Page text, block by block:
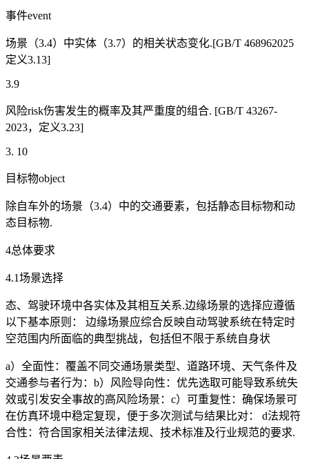
事件event
场景（3.4）中实体（3.7）的相关状态变化.[GB/T 468962025
定义3.13]
3.9
风险risk伤害发生的概率及其严重度的组合. [GB/T 43267-
2023，定义3.23]
3. 10
目标物object
除自车外的场景（3.4）中的交通要素，包括静态目标物和动
态目标物.
4总体要求
4.1场景选择
态、驾驶环境中各实体及其相互关系.边缘场景的选择应遵循
以下基本原则： 边缘场景应综合反映自动驾驶系统在特定时
空范围内所面临的典型挑战，包括但不限于系统自身状
a）全面性：覆盖不同交通场景类型、道路环境、天气条件及
交通参与者行为：b）风险导向性：优先选取可能导致系统失
效或引发安全事故的高风险场景：c）可重复性：确保场景可
在仿真环境中稳定复现，便于多次测试与结果比对： d法规符
合性：符合国家相关法律法规、技术标准及行业规范的要求.